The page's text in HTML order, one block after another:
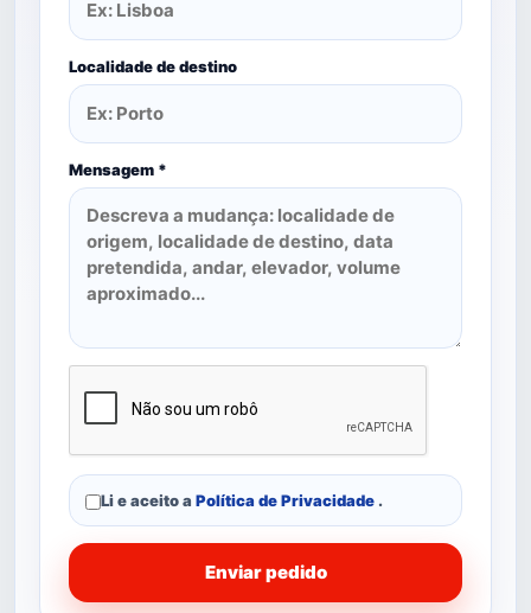
Localidade de destino
Mensagem *
Li e aceito a Política de Privacidade .
Enviar pedido